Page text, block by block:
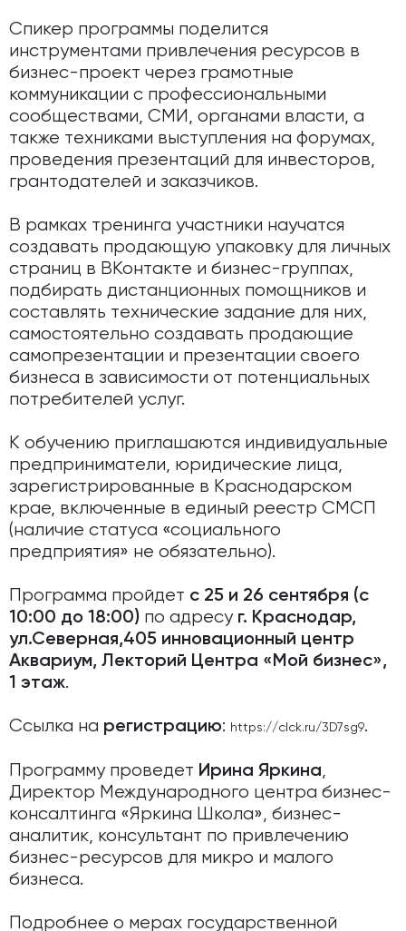
Спикер программы поделится
инструментами привлечения ресурсов в
бизнес-проект через грамотные
коммуникации с профессиональными
сообществами, СМИ, органами власти, а
также техниками выступления на форумах,
проведения презентаций для инвесторов,
грантодателей и заказчиков.
В рамках тренинга участники научатся
создавать продающую упаковку для личных
страниц в ВКонтакте и бизнес-группах,
подбирать дистанционных помощников и
составлять технические задание для них,
самостоятельно создавать продающие
самопрезентации и презентации своего
бизнеса в зависимости от потенциальных
потребителей услуг.
К обучению приглашаются индивидуальные
предприниматели, юридические лица,
зарегистрированные в Краснодарском
крае, включенные в единый реестр СМСП
(наличие статуса «социального
предприятия» не обязательно).
Программа пройдет с 25 и 26 сентября (с
10:00 до 18:00) по адресу г. Краснодар,
ул.Северная,405 инновационный центр
Аквариум, Лекторий Центра «Мой бизнес»,
1 этаж.
Ссылка на регистрацию: https://clck.ru/3D7sg9.
Программу проведет Ирина Яркина,
Директор Международного центра бизнес-
консалтинга «Яркина Школа», бизнес-
аналитик, консультант по привлечению
бизнес-ресурсов для микро и малого
бизнеса.
Подробнее о мерах государственной